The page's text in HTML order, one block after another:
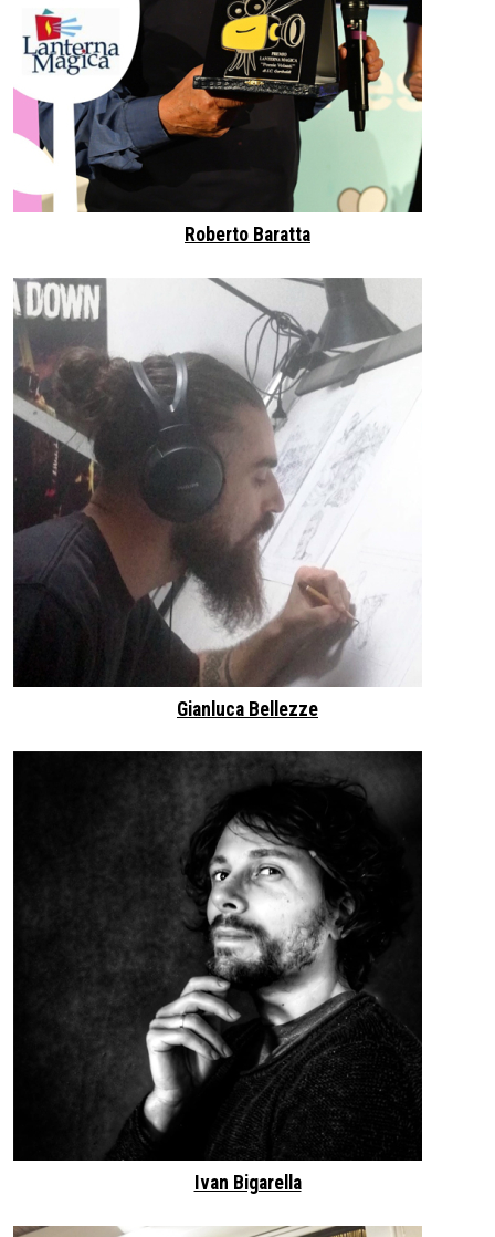
Roberto Baratta
Gianluca Bellezze
Ivan Bigarella